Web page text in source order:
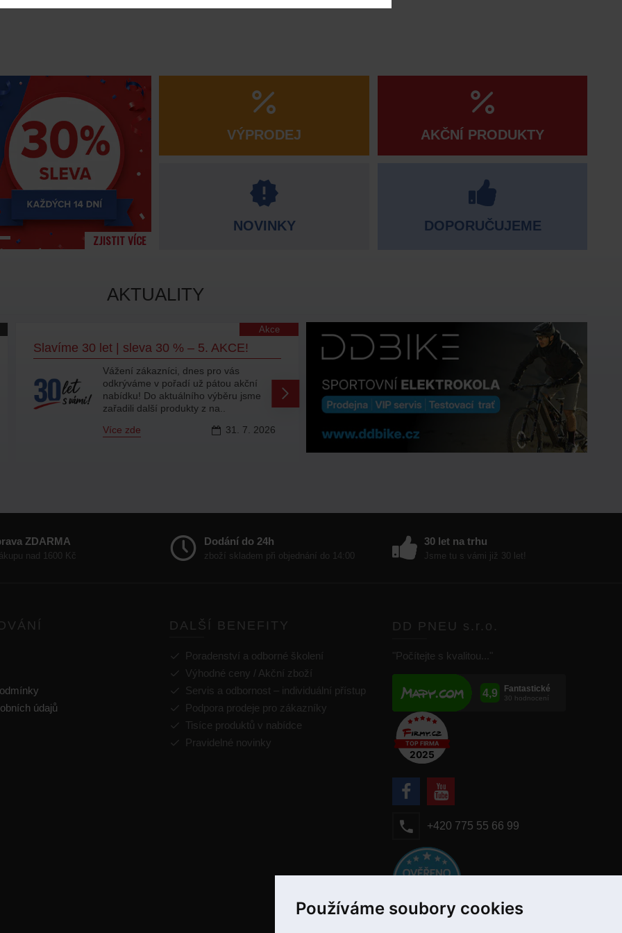
Používáme soubory cookies
ZJISTIT VÍCE
VÝPRODEJ
NOVINKY
AKČNÍ PRODUKTY
DOPORUČUJEME
AKTUALITY
Slavíme 30 let | sleva 30 % – 4. AKCE!
Akce
16. 7. 2026
Vážení zákazníci, slavit rozhodně
nepřestáváme a přinášíme vám
další porci produktů se slevou 30 %. Ať
už chcete jen doplnit záso..
Více zde
ZDARMA
nad 1600 Kč
Dodání do 24h
zboží skladem při objednání do 14:00
30 let na trhu
Jsme tu s vámi již 30 let!
údajů
DALŠÍ BENEFITY
Poradenství a odborné školení
Výhodné ceny / Akční zboží
Servis a odbornost – individuální přístup
Podpora prodeje pro zákazníky
Tisíce produktů v nabídce
Pravidelné novinky
DD PNEU s.r.o.
"Počítejte s kvalitou..."
+420 775 55 66 99